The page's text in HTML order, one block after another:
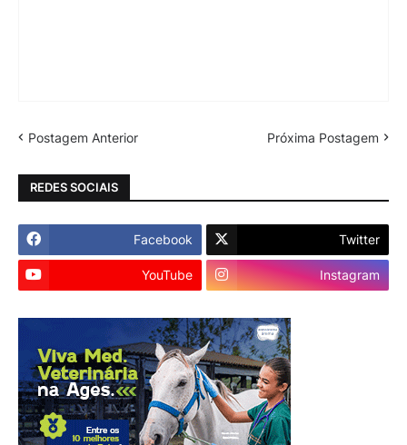
Postagem Anterior Próxima Postagem
REDES SOCIAIS
Facebook Twitter
YouTube Instagram